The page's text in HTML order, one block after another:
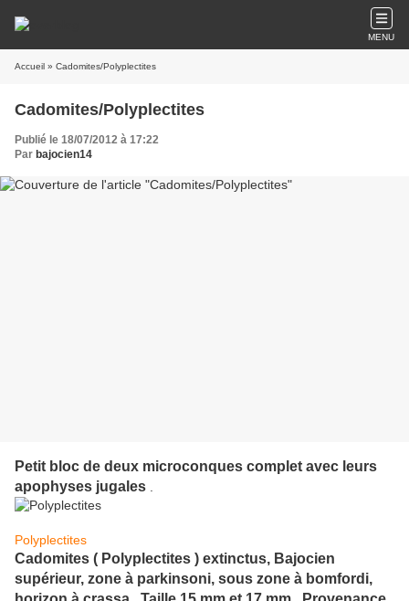
MENU
Accueil » Cadomites/Polyplectites
Cadomites/Polyplectites
Publié le 18/07/2012 à 17:22
Par bajocien14
Petit bloc de deux microconques complet avec leurs
apophyses jugales
Polyplectites
Cadomites ( Polyplectites ) extinctus, Bajocien
supérieur, zone à parkinsoni, sous zone à bomfordi,